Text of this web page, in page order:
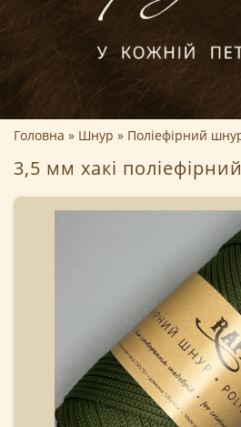
Головна Шнур Поліефірний
3,5 мм хакі